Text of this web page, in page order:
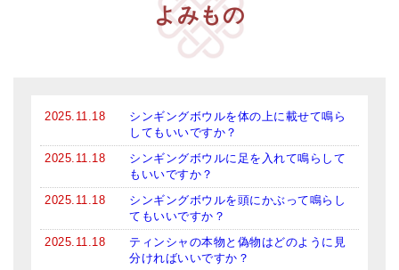
マンダラ彫（黒・渋金）
特大シンギングボウル・特殊柄
スティック・マレット・リング（台座）
アマナマナのティンシャ
プレミアム・ティンシャ（L・M）
ベーシック・ティンシャ（4種）
よみもの
2025.11.18
シンギングボウルを体の上に載せて鳴ら
してもいいですか？
2025.11.18
シンギングボウルに足を入れて鳴らして
もいいですか？
2025.11.18
シンギングボウルを頭にかぶって鳴らし
てもいいですか？
2025.11.18
ティンシャの本物と偽物はどのように見
分ければいいですか？